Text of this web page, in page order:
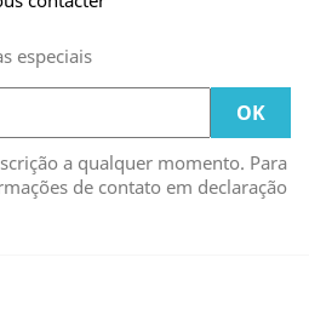
especiais
a qualquer momento. Para
de contato em declaração